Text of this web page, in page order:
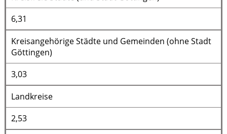
6,31
Kreisangehörige Städte und Gemeinden (ohne Stadt
Göttingen)
3,03
Landkreise
2,53